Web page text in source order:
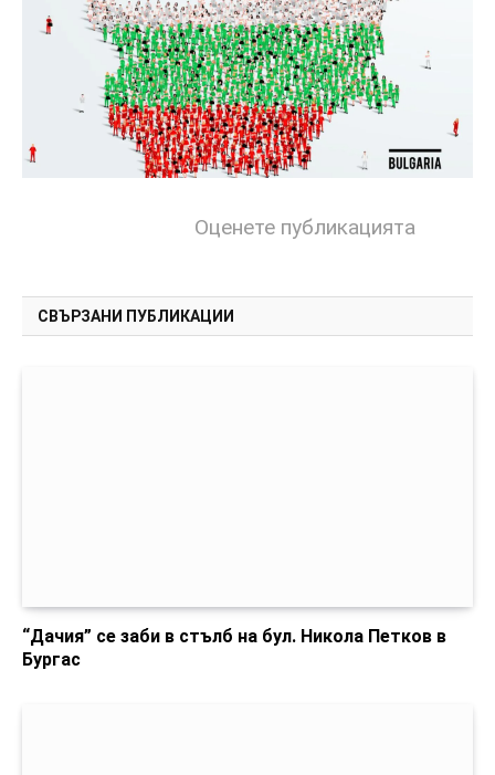
Оценете публикацията
СВЪРЗАНИ ПУБЛИКАЦИИ
“Дачия” се заби в стълб на бул. Никола Петков в
Бургас